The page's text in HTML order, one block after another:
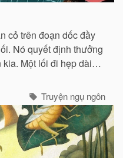
cỏ trên đoạn dốc đầy
Nó quyết định thưởng
Một lối đi hẹp dài
Truyện ngụ ngôn